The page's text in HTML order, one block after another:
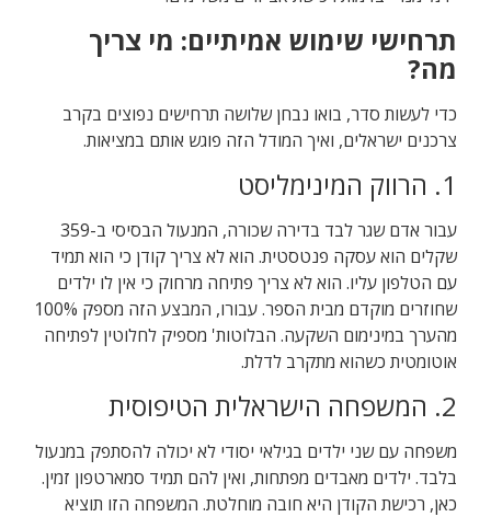
תרחישי שימוש אמיתיים: מי צריך
מה?
כדי לעשות סדר, בואו נבחן שלושה תרחישים נפוצים בקרב
צרכנים ישראלים, ואיך המודל הזה פוגש אותם במציאות.
1. הרווק המינימליסט
עבור אדם שגר לבד בדירה שכורה, המנעול הבסיסי ב-359
שקלים הוא עסקה פנטסטית. הוא לא צריך קודן כי הוא תמיד
עם הטלפון עליו. הוא לא צריך פתיחה מרחוק כי אין לו ילדים
שחוזרים מוקדם מבית הספר. עבורו, המבצע הזה מספק 100%
מהערך במינימום השקעה. הבלוטות' מספיק לחלוטין לפתיחה
אוטומטית כשהוא מתקרב לדלת.
2. המשפחה הישראלית הטיפוסית
משפחה עם שני ילדים בגילאי יסודי לא יכולה להסתפק במנעול
בלבד. ילדים מאבדים מפתחות, ואין להם תמיד סמארטפון זמין.
כאן, רכישת הקודן היא חובה מוחלטת. המשפחה הזו תוציא